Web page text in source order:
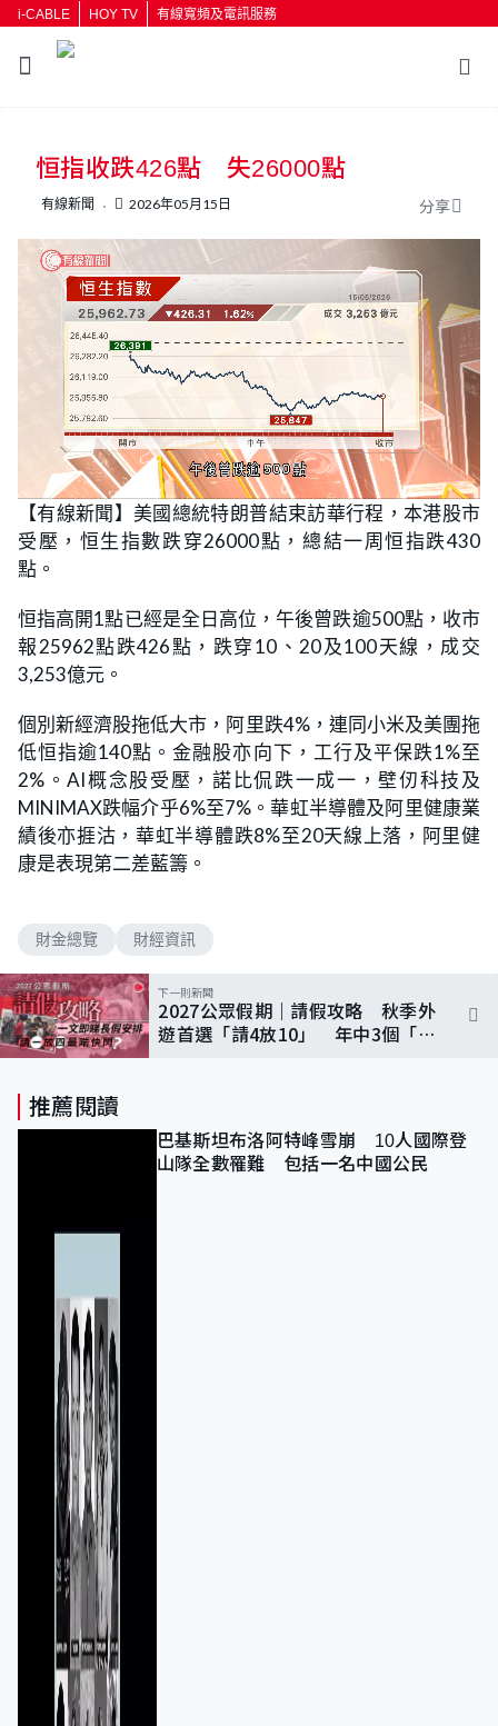
i-CABLE HOY TV 有線寬頻及電訊服務
按輸入鍵開始搜尋
恒指收跌426點 失26000點
有線新聞 2026年05月15日 分享
U
n
m
e
L
o
a
d
e
d
3
9
%
【有線新聞】美國總統特朗普結束訪華行程，本港股市
受壓，恒生指數跌穿26000點，總結一周恒指跌430
點。
恒指高開1點已經是全日高位，午後曾跌逾500點，收市
報25962點跌426點，跌穿10、20及100天線，成交
3,253億元。
個別新經濟股拖低大市，阿里跌4%，連同小米及美團拖
低恒指逾140點。金融股亦向下，工行及平保跌1%至
2%。AI概念股受壓，諾比侃跌一成一，壁仞科技及
MINIMAX跌幅介乎6%至7%。華虹半導體及阿里健康業
績後亦捱沽，華虹半導體跌8%至20天線上落，阿里健
康是表現第二差藍籌。
財金總覽 財經資訊
下一則新聞
2027公眾假期｜請假攻略 秋季外
遊首選「請4放10」 年中3個「請
推薦閱讀
巴基斯坦布洛阿特峰雪崩 10人國際登
山隊全數罹難 包括一名中國公民